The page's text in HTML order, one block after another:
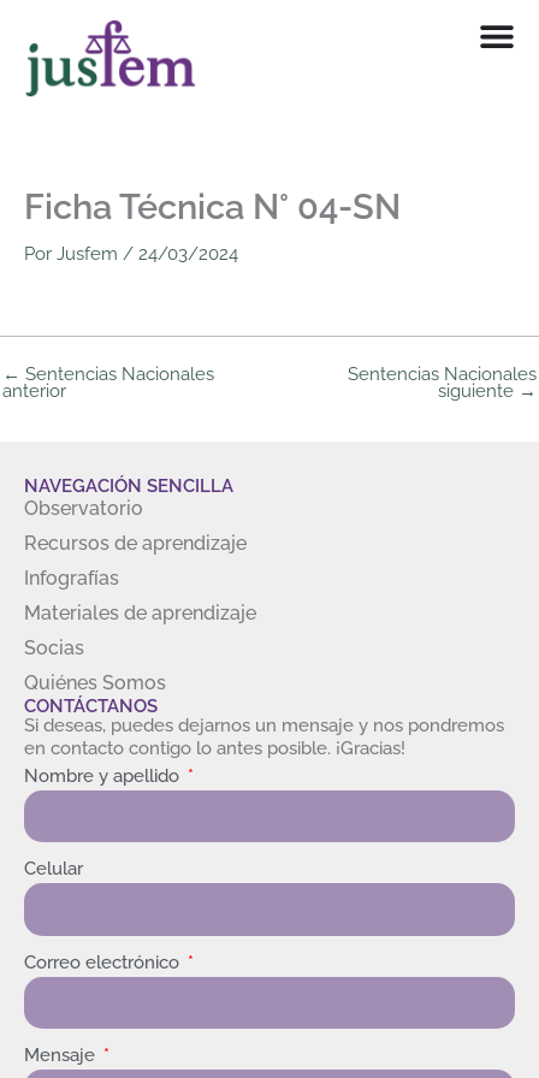
contenido
Ficha Técnica N° 04-SN
Por Jusfem / 24/03/2024
← Sentencias Nacionales
anterior
Sentencias Nacionales
siguiente →
NAVEGACIÓN SENCILLA
Observatorio
Recursos de aprendizaje
Infografías
Materiales de aprendizaje
Socias
Quiénes Somos
CONTÁCTANOS
Si deseas, puedes dejarnos un mensaje y nos pondremos
en contacto contigo lo antes posible. ¡Gracias!
Nombre y apellido
Celular
Correo electrónico
Mensaje